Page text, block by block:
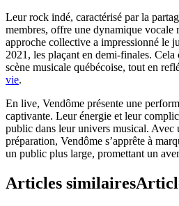
Leur rock indé, caractérisé par la
membres, offre une dynamique vocale
approche collective a impressionné le
2021, les plaçant en demi-finales.
scène musicale québécoise, tout en
vie.
En live, Vendôme présente une
captivante. Leur énergie et leur
public dans leur univers musical. Avec
préparation, Vendôme s’apprête à
un public plus large, promettant un
Articles similaires